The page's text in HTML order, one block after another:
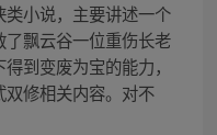
类小说，主要讲述一个
飘云谷一位重伤长老
到变废为宝的能力，
修相关内容。对不